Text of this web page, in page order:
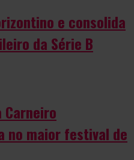
e consolida
da Série B
Carneiro
no maior festival de